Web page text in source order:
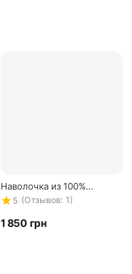
Наволочка из 100%
натурального шелка.
Темно-серая 22 mmi.
Двусторонняя
5 (Отзывов: 1)
‍1 850‍ грн